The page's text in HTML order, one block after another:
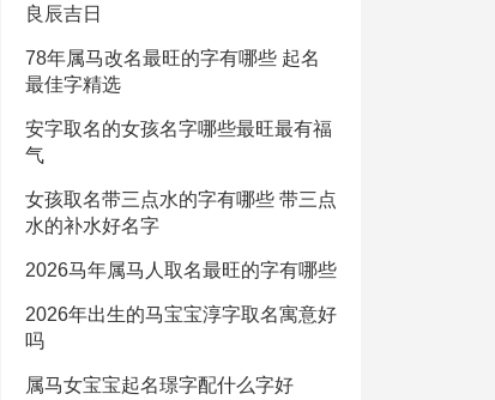
良辰吉日
78年属马改名最旺的字有哪些 起名
最佳字精选
安字取名的女孩名字哪些最旺最有福
气
女孩取名带三点水的字有哪些 带三点
水的补水好名字
2026马年属马人取名最旺的字有哪些
2026年出生的马宝宝淳字取名寓意好
吗
属马女宝宝起名璟字配什么字好